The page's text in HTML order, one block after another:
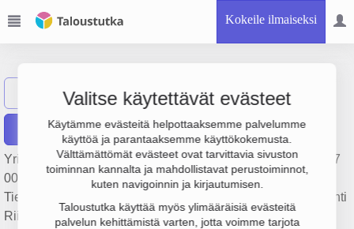
Kokeile ilmaiseksi
Valitse käytettävät evästeet
Käytämme evästeitä helpottaaksemme palvelumme
käyttöä ja parantaaksemme käyttökokemusta.
Välttämättömät evästeet ovat tarvittavia sivuston
toiminnan kannalta ja mahdollistavat perustoiminnot,
kuten navigoinnin ja kirjautumisen.
Taloustutka käyttää myös ylimääräisiä evästeitä
palvelun kehittämistä varten, jotta voimme tarjota
Näytä haku R Riihimäenkiito Oy
Raportit
Yrityksen Riihimäenkiito Oy liikevaihto on 2 milj. €, tulos 127
000 € ja henkilöstömäärä 16. Sen päätoimiala on
Tieliikenteen tavarankuljetus, perustamisvuosi 1978 ja sijainti
Riihimäki. Yrityksen yhtiömuoto Osakeyhtiö (OY).